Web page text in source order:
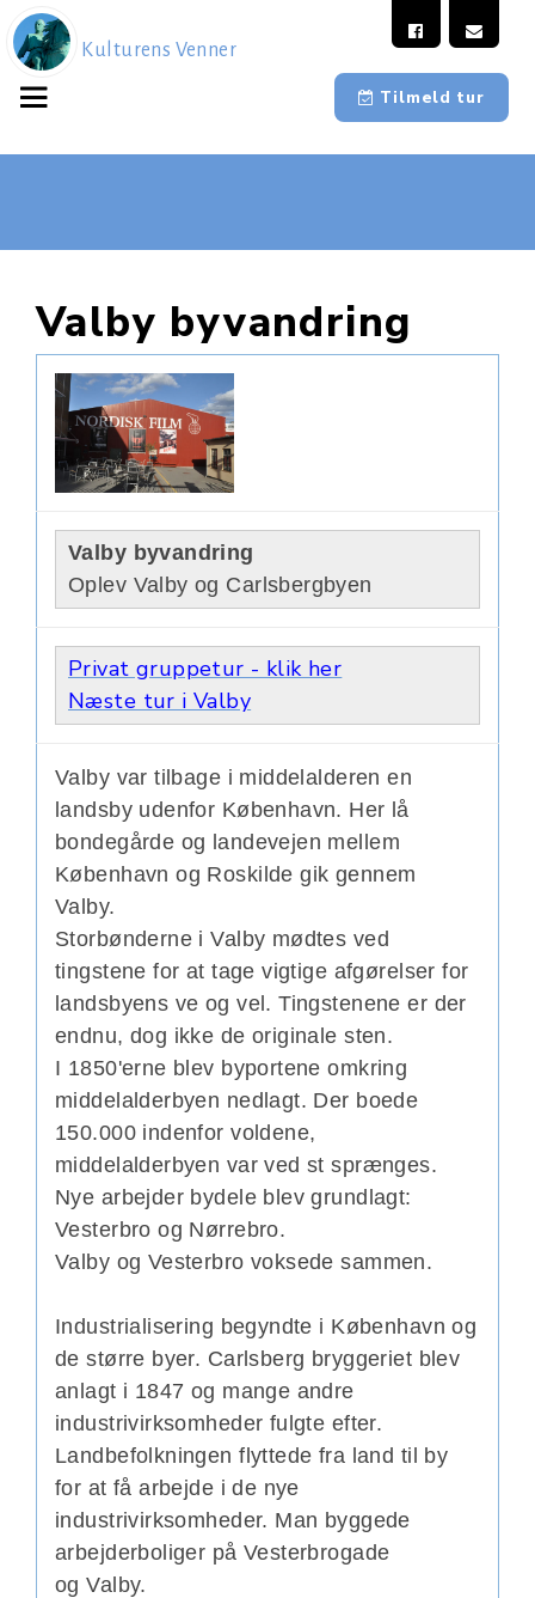
Kulturens Venner
Tilmeld tur
Valby byvandring
Valby byvandring
Oplev Valby og Carlsbergbyen
Privat gruppetur - klik her
Næste tur i Valby
Valby var tilbage i middelalderen en
landsby udenfor København. Her lå
bondegårde og landevejen mellem
København og Roskilde gik gennem
Valby.
Storbønderne i Valby mødtes ved
tingstene for at tage vigtige afgørelser for
landsbyens ve og vel. Tingstenene er der
endnu, dog ikke de originale sten.
I 1850'erne blev byportene omkring
middelalderbyen nedlagt. Der boede
150.000 indenfor voldene,
middelalderbyen var ved st sprænges.
Nye arbejder bydele blev grundlagt:
Vesterbro og Nørrebro.
Valby og Vesterbro voksede sammen.
Industrialisering begyndte i København og
de større byer. Carlsberg bryggeriet blev
anlagt i 1847 og mange andre
industrivirksomheder fulgte efter.
Landbefolkningen flyttede fra land til by
for at få arbejde i de nye
industrivirksomheder. Man byggede
arbejderboliger på Vesterbrogade
og Valby.